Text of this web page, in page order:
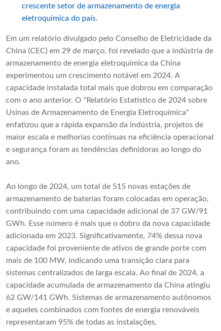
crescente setor de armazenamento de energia
eletroquímica do país.
Em um relatório divulgado pelo Conselho de Eletricidade da
China (CEC) em 29 de março, foi revelado que a indústria de
armazenamento de energia eletroquímica da China
experimentou um crescimento notável em 2024. A
capacidade instalada total mais que dobrou em comparação
com o ano anterior. O "Relatório Estatístico de 2024 sobre
Usinas de Armazenamento de Energia Eletroquímica"
enfatizou que a rápida expansão da indústria, projetos de
maior escala e melhorias contínuas na eficiência operacional
e segurança foram as tendências definidoras ao longo do
ano.
Ao longo de 2024, um total de 515 novas estações de
armazenamento de baterias foram colocadas em operação,
contribuindo com uma capacidade adicional de 37 GW/91
GWh. Esse número é mais que o dobro da nova capacidade
adicionada em 2023. Significativamente, 74% dessa nova
capacidade foi proveniente de ativos de grande porte com
mais de 100 MW, indicando uma transição clara para
sistemas centralizados de larga escala. Ao final de 2024, a
capacidade acumulada de armazenamento da China atingiu
62 GW/141 GWh. Sistemas de armazenamento autônomos
e aqueles combinados com fontes de energia renováveis ​​
representaram 95% de todas as instalações.